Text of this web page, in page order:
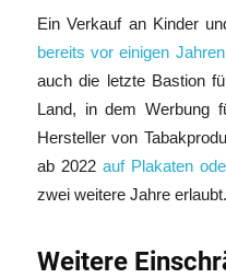
Ein Verkauf an Kinder
bereits vor einigen
auch die letzte Bastion
Land, in dem Werbung
Hersteller von
ab 2022 auf Plakaten
zwei weitere Jahre erlaubt.
Weitere